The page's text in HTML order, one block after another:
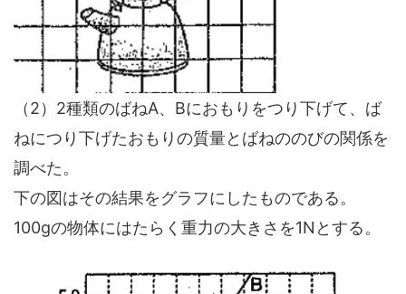
（2）2種類のばねA、Bにおもりをつり下げて、ば
ねにつり下げたおもりの質量とばねののびの関係を
調べた。
下の図はその結果をグラフにしたものである。
100gの物体にはたらく重力の大きさを1Nとする。